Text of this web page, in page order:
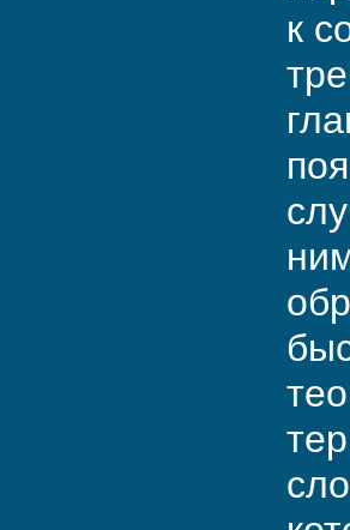
к